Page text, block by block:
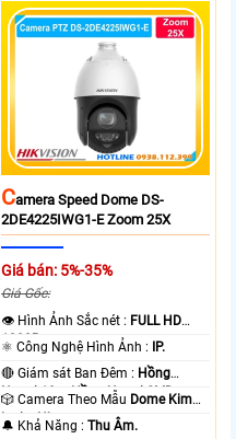
CAmera Speed Dome DS-
2DE4225IWG1-E Zoom 25X
Giá bán: 5%-35%
Giá Gốc:
👁 Hình Ảnh Sắc nét : FULL HD
1080P .
⚛️ Công Nghệ Hình Ảnh :
IP.
🔴 Giám sát Ban Đêm : Hồng
Ngoại 10m Hồng Ngoại SMD.
🎲 Camera Theo Mẫu Dome Kim
loại + Nhựa.
️🔔 Khả Năng :Thu Âm.